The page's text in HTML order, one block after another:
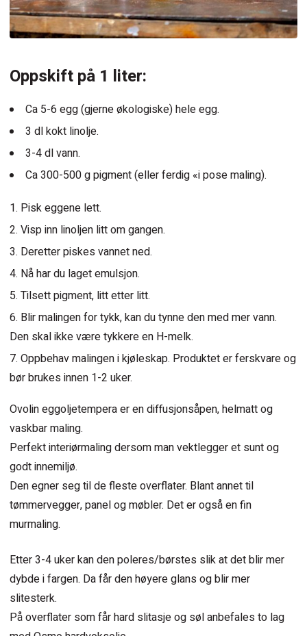
Oppskift på 1 liter:
Ca 5-6 egg (gjerne økologiske) hele egg.
3 dl kokt linolje.
3-4 dl vann.
Ca 300-500 g pigment (eller ferdig «i pose maling).
Pisk eggene lett.
Visp inn linoljen litt om gangen.
Deretter piskes vannet ned.
Nå har du laget emulsjon.
Tilsett pigment, litt etter litt.
Blir malingen for tykk, kan du tynne den med mer vann.
Den skal ikke være tykkere en H-melk.
Oppbehav malingen i kjøleskap. Produktet er ferskvare og
bør brukes innen 1-2 uker.
Ovolin eggoljetempera er en diffusjonsåpen, helmatt og
vaskbar maling.
Perfekt interiørmaling dersom man vektlegger et sunt og
godt innemiljø.
Den egner seg til de fleste overflater. Blant annet til
tømmervegger, panel og møbler. Det er også en fin
murmaling.
Etter 3-4 uker kan den poleres/børstes slik at det blir mer
dybde i fargen. Da får den høyere glans og blir mer
slitesterk.
På overflater som får hard slitasje og søl anbefales to lag